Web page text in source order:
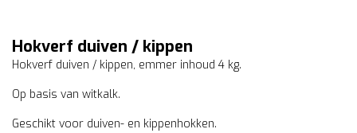
Hokverf duiven / kippen
Hokverf duiven / kippen, emmer inhoud 4 kg.
Op basis van witkalk.
Geschikt voor duiven- en kippenhokken.